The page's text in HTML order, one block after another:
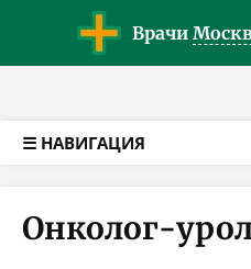
Врачи
☰ НАВИГАЦИЯ
Онколог-